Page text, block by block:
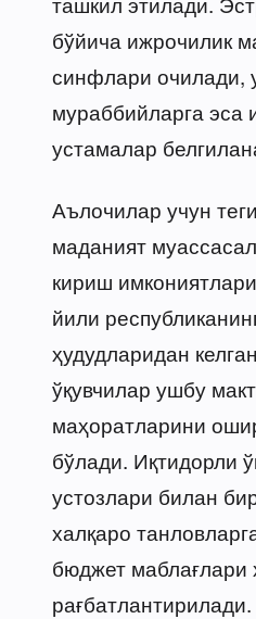
бўйича ижрочилик
синфлари очилади,
мураббийларга эса
устамалар
Аълочилар учун
маданият
кириш
йили
ҳудудларидан
ўқувчилар ушбу
маҳоратларини
бўлади. Иқтидорли
устозлари билан
халқаро
бюджет маблағлари
рағбатлантирилади.